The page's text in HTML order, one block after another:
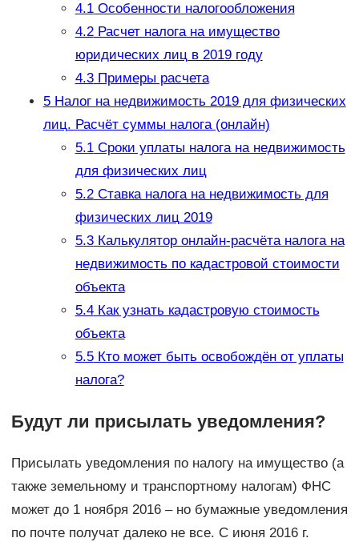
4.1Особенности налогообложения
4.2Расчет налога на имущество
юридических лиц в 2019 году
4.3Примеры расчета
5Налог на недвижимость 2019 для физических
лиц. Расчёт суммы налога (онлайн)
5.1Сроки уплаты налога на недвижимость
для физических лиц
5.2Ставка налога на недвижимость для
физических лиц 2019
5.3Калькулятор онлайн-расчёта налога на
недвижимость по кадастровой стоимости
объекта
5.4Как узнать кадастровую стоимость
объекта
5.5Кто может быть освобождён от уплаты
налога?
Будут ли присылать уведомления?
Присылать уведомления по налогу на имущество (а
также земельному и транспортному налогам) ФНС
может до 1 ноября 2016 – но бумажные уведомления
по почте получат далеко не все. С июня 2016 г.